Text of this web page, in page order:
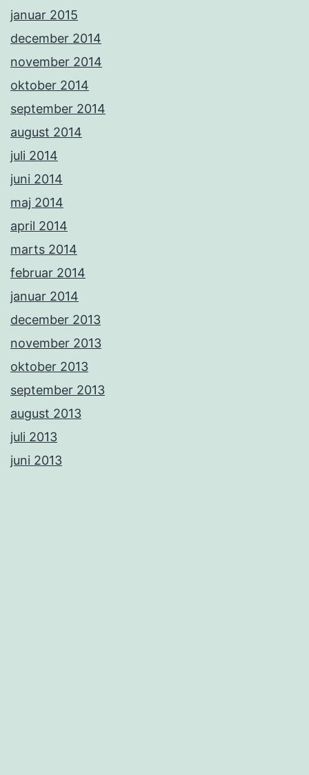
januar 2015
december 2014
november 2014
oktober 2014
september 2014
august 2014
juli 2014
juni 2014
maj 2014
april 2014
marts 2014
februar 2014
januar 2014
december 2013
november 2013
oktober 2013
september 2013
august 2013
juli 2013
juni 2013